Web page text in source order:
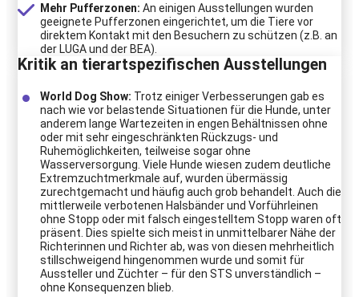
Mehr Pufferzonen: An einigen Ausstellungen wurden
geeignete Pufferzonen eingerichtet, um die Tiere vor
direktem Kontakt mit den Besuchern zu schützen (z.B. an
der LUGA und der BEA).
Kritik an tierartspezifischen Ausstellungen
World Dog Show: Trotz einiger Verbesserungen gab es
nach wie vor belastende Situationen für die Hunde, unter
anderem lange Wartezeiten in engen Behältnissen ohne
oder mit sehr eingeschränkten Rückzugs- und
Ruhemöglichkeiten, teilweise sogar ohne
Wasserversorgung. Viele Hunde wiesen zudem deutliche
Extremzuchtmerkmale auf, wurden übermässig
zurechtgemacht und häufig auch grob behandelt. Auch die
mittlerweile verbotenen Halsbänder und Vorführleinen
ohne Stopp oder mit falsch eingestelltem Stopp waren oft
präsent. Dies spielte sich meist in unmittelbarer Nähe der
Richterinnen und Richter ab, was von diesen mehrheitlich
stillschweigend hingenommen wurde und somit für
Aussteller und Züchter – für den STS unverständlich –
ohne Konsequenzen blieb.